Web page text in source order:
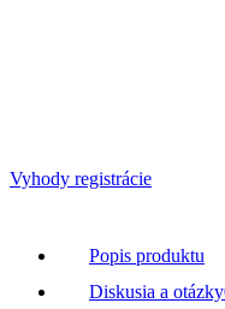
Vyhody registrácie
Popis produktu
Diskusia a otázky